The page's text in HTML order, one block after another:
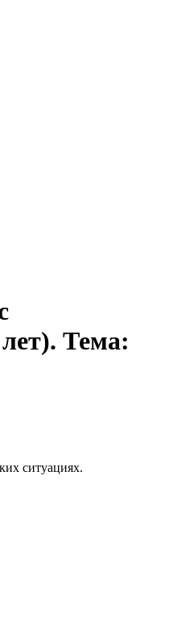
Тема:
ситуациях.